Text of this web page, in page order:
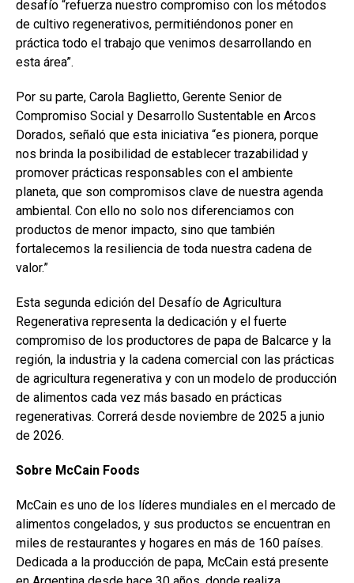
desafío “refuerza nuestro compromiso con los métodos
de cultivo regenerativos, permitiéndonos poner en
práctica todo el trabajo que venimos desarrollando en
esta área”.
Por su parte, Carola Baglietto, Gerente Senior de
Compromiso Social y Desarrollo Sustentable en Arcos
Dorados, señaló que esta iniciativa “es pionera, porque
nos brinda la posibilidad de establecer trazabilidad y
promover prácticas responsables con el ambiente
planeta, que son compromisos clave de nuestra agenda
ambiental. Con ello no solo nos diferenciamos con
productos de menor impacto, sino que también
fortalecemos la resiliencia de toda nuestra cadena de
valor.”
Esta segunda edición del Desafío de Agricultura
Regenerativa representa la dedicación y el fuerte
compromiso de los productores de papa de Balcarce y la
región, la industria y la cadena comercial con las prácticas
de agricultura regenerativa y con un modelo de producción
de alimentos cada vez más basado en prácticas
regenerativas. Correrá desde noviembre de 2025 a junio
de 2026.
Sobre McCain Foods
McCain es uno de los líderes mundiales en el mercado de
alimentos congelados, y sus productos se encuentran en
miles de restaurantes y hogares en más de 160 países.
Dedicada a la producción de papa, McCain está presente